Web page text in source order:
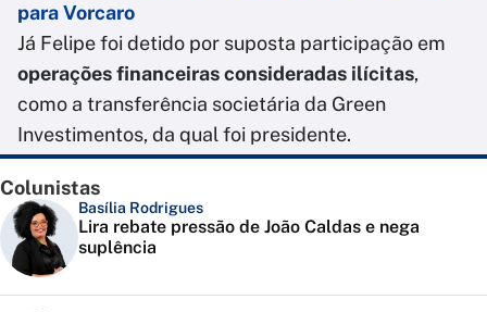
para Vorcaro
Já Felipe foi detido por suposta participação em
operações financeiras consideradas ilícitas,
como a transferência societária da Green
Investimentos, da qual foi presidente.
Colunistas
Basília Rodrigues
Lira rebate pressão de João Caldas e nega
suplência